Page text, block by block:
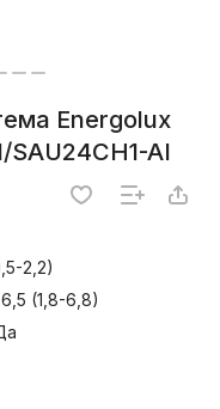
Energolux
SAU24CH1-AI
2,2)
6,5 (1,8-6,8)